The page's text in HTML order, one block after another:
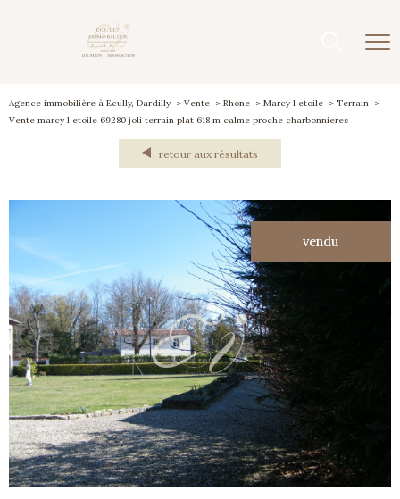
Agence immobilière à Ecully, Dardilly Vente Rhone Marcy l etoile
Terrain
Vente marcy l etoile 69280 joli terrain plat 618 m calme proche charbonnieres
retour aux résultats
vendu